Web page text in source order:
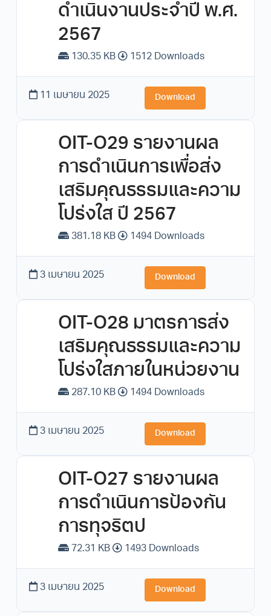
ดำเนินงานประจำปี พ.ศ.
2567
130.35 KB 1512 Downloads
11 เมษายน 2025 Download
OIT-O29 รายงานผล
การดำเนินการเพื่อส่ง
เสริมคุณธรรมและความ
โปร่งใส ปี 2567
381.18 KB 1494 Downloads
3 เมษายน 2025 Download
OIT-O28 มาตรการส่ง
เสริมคุณธรรมและความ
โปร่งใสภายในหน่วยงาน
287.10 KB 1494 Downloads
3 เมษายน 2025 Download
OIT-O27 รายงานผล
การดำเนินการป้องกัน
การทุจริตป
72.31 KB 1493 Downloads
3 เมษายน 2025 Download